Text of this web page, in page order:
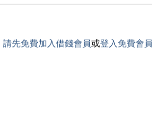
請先免費加入借錢會員或登入免費會員